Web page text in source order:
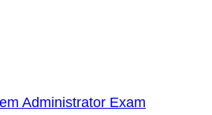
Administrator Exam